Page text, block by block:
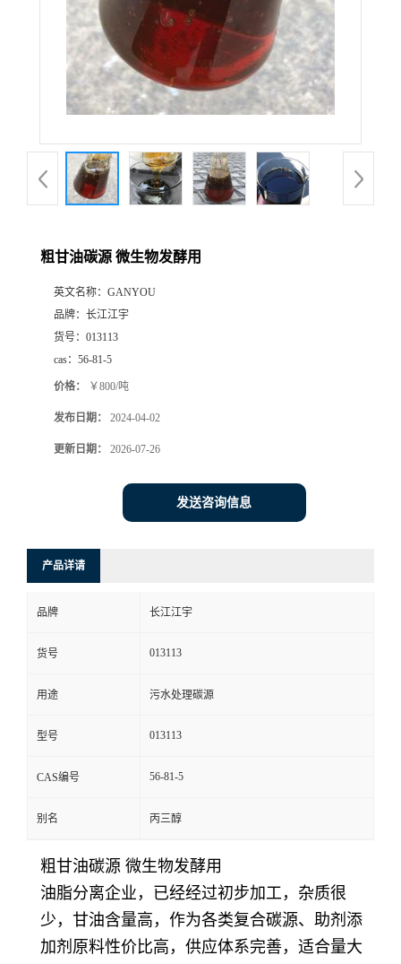
粗甘油碳源 微生物发酵用
英文名称： GANYOU
品牌： 长江江宇
货号： 013113
cas： 56-81-5
价格： ￥800/吨
发布日期： 2024-04-02
更新日期： 2026-07-26
发送咨询信息
产品详请
品牌 长江江宇
货号 013113
用途 污水处理碳源
型号 013113
CAS编号 56-81-5
别名 丙三醇
粗甘油碳源 微生物发酵用
油脂分离企业，已经经过初步加工，杂质很
少，甘油含量高，作为各类复合碳源、助剂添
加剂原料性价比高，供应体系完善，适合量大